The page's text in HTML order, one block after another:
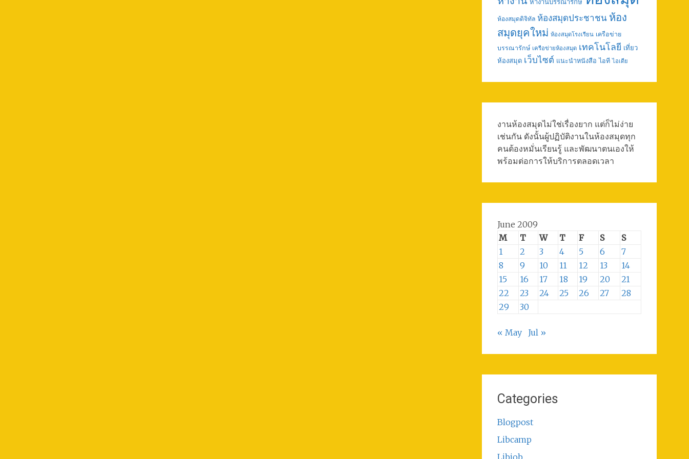
หางานบรรณารักษ์
ห้องสมุดดิจิทัล ห้องสมุดประชาชน ห้อง
สมุดยุคใหม่ ห้องสมุดโรงเรียน เครือข่าย
บรรณารักษ์ เครือข่ายห้องสมุด เทคโนโลยี เที่ยว
ห้องสมุด เว็บไซต์ แนะนำหนังสือ ไอที ไอเดีย
งานห้องสมุดไม่ใช่เรื่องยาก แต่ก็ไม่ง่าย
เช่นกัน ดังนั้นผู้ปฏิบัติงานในห้องสมุดทุก
คนต้องหมั่นเรียนรู้ และพัฒนาตนเองให้
พร้อมต่อการให้บริการตลอดเวลา
June 2009
M
T W T F S
S
1
2 3 4 5 6
7
8
9 10 11 12 13
14
15
16 17 18 19 20
21
22
23 24 25 26 27
28
29
30
« May Jul »
Categories
Blogpost
Libcamp
Libjob